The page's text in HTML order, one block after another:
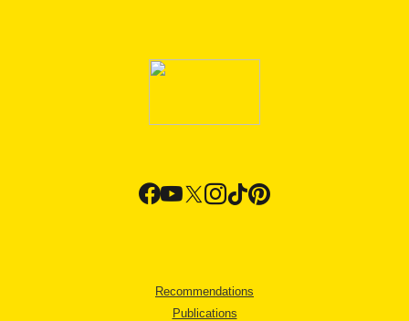
Recommendations
Publications